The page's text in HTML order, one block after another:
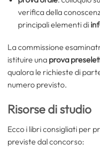
verifica della
principali elementi di
La commissione
istituire una prova
qualora le richieste di
numero previsto.
Risorse di studio
Ecco i libri consigliati per
previste dal concorso: